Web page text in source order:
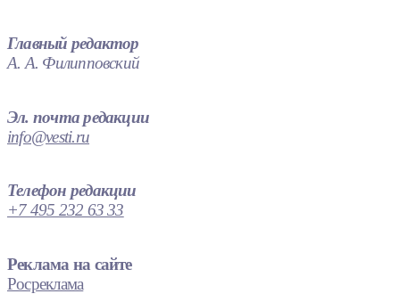
Главный редактор
А. А. Филипповский
Эл. почта редакции
info@vesti.ru
Телефон редакции
+7 495 232 63 33
Реклама на сайте
Росреклама